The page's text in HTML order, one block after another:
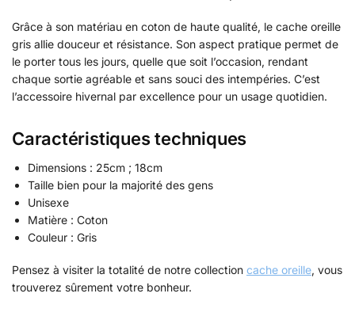
Grâce à son matériau en coton de haute qualité, le cache oreille
gris allie douceur et résistance. Son aspect pratique permet de
le porter tous les jours, quelle que soit l’occasion, rendant
chaque sortie agréable et sans souci des intempéries. C’est
l’accessoire hivernal par excellence pour un usage quotidien.
Caractéristiques techniques
Dimensions : 25cm ; 18cm
Taille bien pour la majorité des gens
Unisexe
Matière : Coton
Couleur : Gris
Pensez à visiter la totalité de notre collection cache oreille, vous
trouverez sûrement votre bonheur.